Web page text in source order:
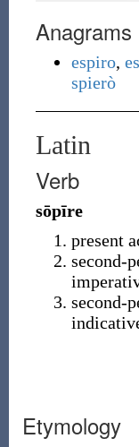
Anagrams
espiro,
spierò
Latin
Verb
sōpīre
present
second-
second-
Etymology